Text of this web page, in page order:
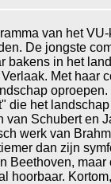
van het
De jongste
bakens in het
Met haar
die het
van Schubert en
werk van
dan zijn
Beethoven, maar
hoorbaar.